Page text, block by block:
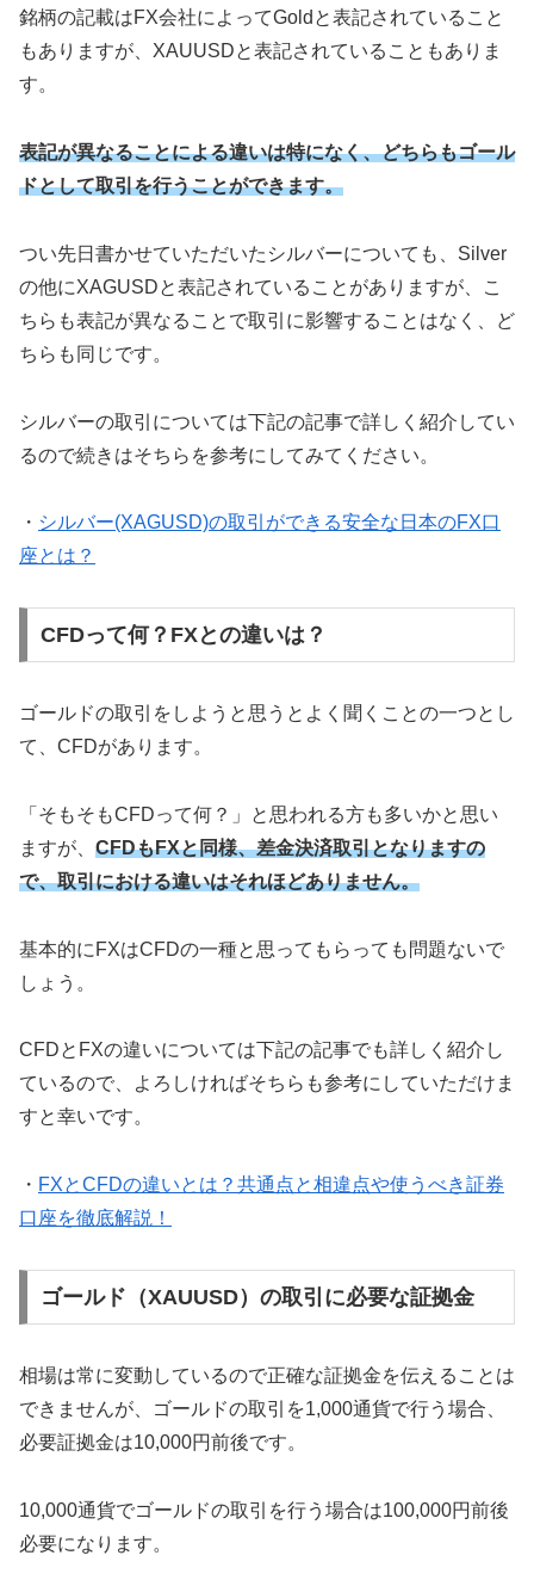
銘柄の記載はFX会社によってGoldと表記されていること
もありますが、XAUUSDと表記されていることもありま
す。
表記が異なることによる違いは特になく、どちらもゴール
ドとして取引を行うことができます。
つい先日書かせていただいたシルバーについても、Silver
の他にXAGUSDと表記されていることがありますが、こ
ちらも表記が異なることで取引に影響することはなく、ど
ちらも同じです。
シルバーの取引については下記の記事で詳しく紹介してい
るので続きはそちらを参考にしてみてください。
・ シルバー(XAGUSD)の取引ができる安全な日本のFX口
座とは？
CFDって何？FXとの違いは？
ゴールドの取引をしようと思うとよく聞くことの一つとし
て、CFDがあります。
「そもそもCFDって何？」と思われる方も多いかと思い
ますが、 CFDもFXと同様、差金決済取引となりますの
で、取引における違いはそれほどありません。
基本的にFXはCFDの一種と思ってもらっても問題ないで
しょう。
CFDとFXの違いについては下記の記事でも詳しく紹介し
ているので、よろしければそちらも参考にしていただけま
すと幸いです。
・ FXとCFDの違いとは？共通点と相違点や使うべき証券
口座を徹底解説！
ゴールド（XAUUSD）の取引に必要な証拠金
相場は常に変動しているので正確な証拠金を伝えることは
できませんが、ゴールドの取引を1,000通貨で行う場合、
必要証拠金は10,000円前後です。
10,000通貨でゴールドの取引を行う場合は100,000円前後
必要になります。